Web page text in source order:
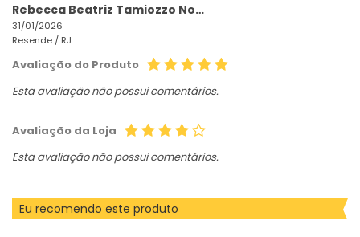
Rebecca Beatriz Tamiozzo Nogueira
31/01/2026
Resende / RJ
Avaliação do Produto
Esta avaliação não possui comentários.
Avaliação da Loja
Esta avaliação não possui comentários.
Eu recomendo este produto